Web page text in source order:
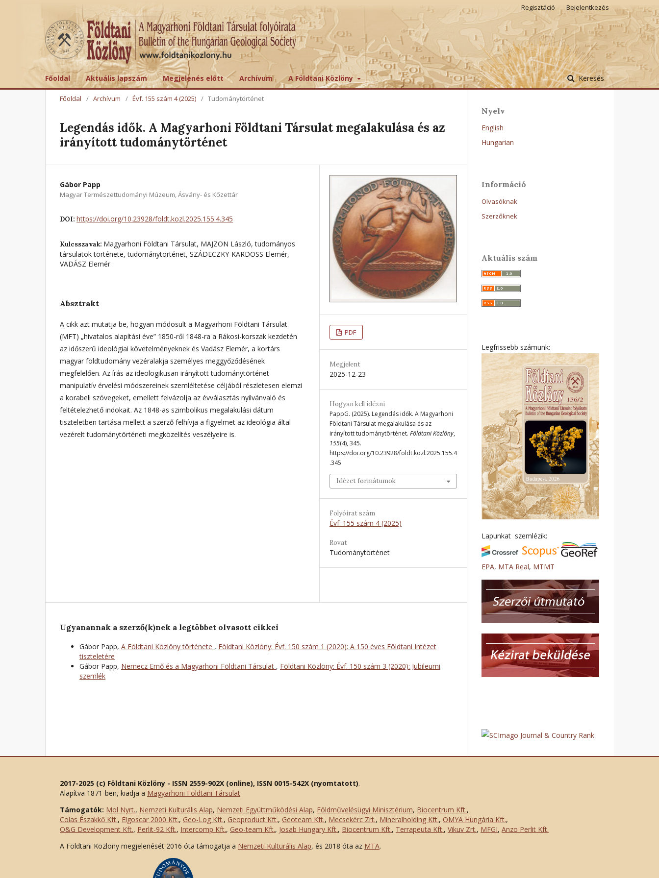
Főoldal Aktuális lapszám Megjelenés előtt Archívum A Földtani Közlöny Keresés
Regisztáció Bejelentkezés
Főoldal / Archívum / Évf. 155 szám 4 (2025) / Tudománytörténet
Legendás idők. A Magyarhoni Földtani Társulat megalakulása és az
irányított tudománytörténet
Gábor Papp
Magyar Természettudományi Múzeum, Ásvány- és Kőzettár
DOI: https://doi.org/10.23928/foldt.kozl.2025.155.4.345
Kulcsszavak: Magyarhoni Földtani Társulat, MAJZON László, tudományos
társulatok története, tudománytörténet, SZÁDECZKY-KARDOSS Elemér,
VADÁSZ Elemér
Absztrakt
A cikk azt mutatja be, hogyan módosult a Magyarhoni Földtani Társulat
(MFT) „hivatalos alapítási éve” 1850-ről 1848-ra a Rákosi-korszak kezdetén
az időszerű ideológiai követelményeknek és Vadász Elemér, a kortárs
magyar földtudomány vezéralakja személyes meggyőződésének
megfelelően. Az írás az ideologikusan irányított tudománytörténet
manipulatív érvelési módszereinek szemléltetése céljából részletesen elemzi
a korabeli szövegeket, emellett felvázolja az évválasztás nyilvánvaló és
feltételezhető indokait. Az 1848-as szimbolikus megalakulási dátum
tiszteletben tartása mellett a szerző felhívja a figyelmet az ideológia által
vezérelt tudománytörténeti megközelítés veszélyeire is.
PDF
Megjelent
2025-12-23
Hogyan kell idézni
PappG. (2025). Legendás idők. A Magyarhoni
Földtani Társulat megalakulása és az
irányított tudománytörténet. Földtani Közlöny,
155(4), 345.
https://doi.org/10.23928/foldt.kozl.2025.155.4
.345
Idézet formátumok
Folyóirat szám
Évf. 155 szám 4 (2025)
Rovat
Tudománytörténet
Ugyanannak a szerző(k)nek a legtöbbet olvasott cikkei
Gábor Papp, A Földtani Közlöny története , Földtani Közlöny: Évf. 150 szám 1 (2020): A 150 éves Földtani Intézet
tiszteletére
Gábor Papp, Nemecz Ernő és a Magyarhoni Földtani Társulat , Földtani Közlöny: Évf. 150 szám 3 (2020): Jubileumi
szemlék
Nyelv
English
Hungarian
Információ
Olvasóknak
Szerzőknek
Aktuális szám
Legfrissebb számunk:
Lapunkat szemlézik:
EPA, MTA Real, MTMT
2017-2025 (c) Földtani Közlöny - ISSN 2559-902X (online), ISSN 0015-542X (nyomtatott).
Alapítva 1871-ben, kiadja a Magyarhoni Földtani Társulat
Támogatók: Mol Nyrt., Nemzeti Kulturális Alap, Nemzeti Együttműködési Alap, Földművelésügyi Minisztérium, Biocentrum Kft.,
Colas Északkő Kft., Elgoscar 2000 Kft., Geo-Log Kft., Geoproduct Kft., Geoteam Kft., Mecsekérc Zrt., Mineralholding Kft., OMYA Hungária Kft.,
O&G Development Kft., Perlit-92 Kft., Intercomp Kft., Geo-team Kft., Josab Hungary Kft., Biocentrum Kft., Terrapeuta Kft., Vikuv Zrt., MFGI, Anzo Perlit Kft.
A Földtani Közlöny megjelenését 2016 óta támogatja a Nemzeti Kulturális Alap, és 2018 óta az MTA.